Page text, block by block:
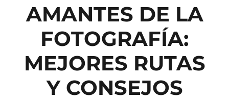
AMANTES DE LA
FOTOGRAFÍA:
MEJORES RUTAS
Y CONSEJOS